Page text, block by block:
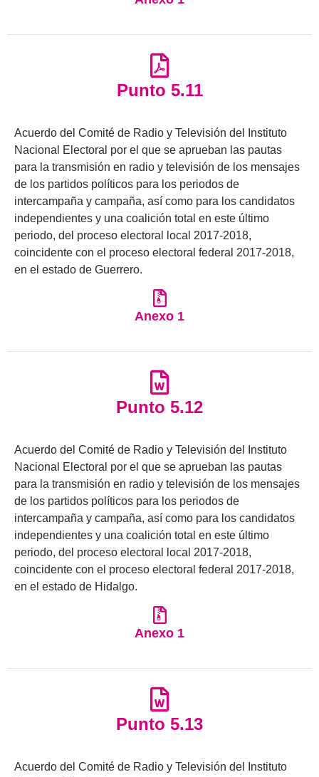
Punto 5.11
Acuerdo del Comité de Radio y Televisión del Instituto
Nacional Electoral por el que se aprueban las pautas
para la transmisión en radio y televisión de los mensajes
de los partidos políticos para los periodos de
intercampaña y campaña, así como para los candidatos
independientes y una coalición total en este último
periodo, del proceso electoral local 2017-2018,
coincidente con el proceso electoral federal 2017-2018,
en el estado de Guerrero.
Anexo 1
Punto 5.12
Acuerdo del Comité de Radio y Televisión del Instituto
Nacional Electoral por el que se aprueban las pautas
para la transmisión en radio y televisión de los mensajes
de los partidos políticos para los periodos de
intercampaña y campaña, así como para los candidatos
independientes y una coalición total en este último
periodo, del proceso electoral local 2017-2018,
coincidente con el proceso electoral federal 2017-2018,
en el estado de Hidalgo.
Anexo 1
Punto 5.13
Acuerdo del Comité de Radio y Televisión del Instituto